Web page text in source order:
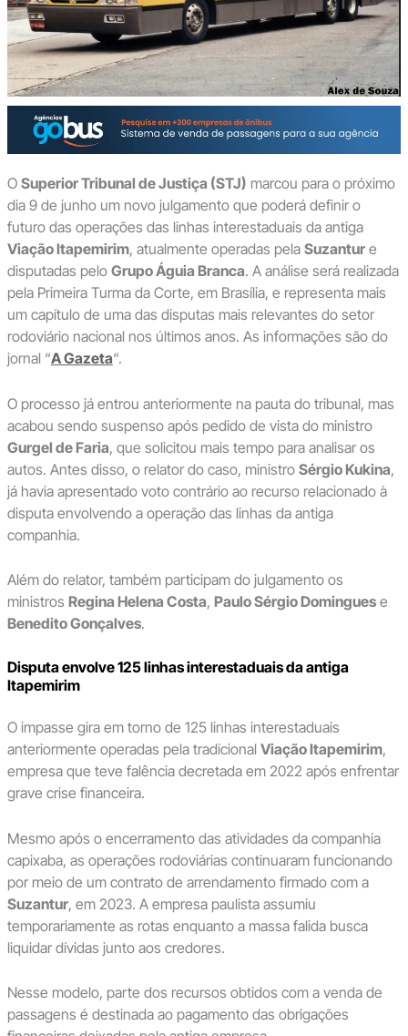
O Superior Tribunal de Justiça (STJ) marcou para o próximo
dia 9 de junho um novo julgamento que poderá definir o
futuro das operações das linhas interestaduais da antiga
Viação Itapemirim, atualmente operadas pela Suzanture
disputadas pelo Grupo Águia Branca. A análise será realizada
pela Primeira Turma da Corte, em Brasília, e representa mais
um capítulo de uma das disputas mais relevantes do setor
rodoviário nacional nos últimos anos. As informações são do
jornal “A Gazeta“.
O processo já entrou anteriormente na pauta do tribunal, mas
acabou sendo suspenso após pedido de vista do ministro
Gurgel de Faria, que solicitou mais tempo para analisar os
autos. Antes disso, o relator do caso, ministro Sérgio Kukina,
já havia apresentado voto contrário ao recurso relacionado à
disputa envolvendo a operação das linhas da antiga
companhia.
Além do relator, também participam do julgamento os
ministros Regina Helena Costa, Paulo Sérgio Dominguese
Benedito Gonçalves.
Disputa envolve 125 linhas interestaduais da antiga
Itapemirim
O impasse gira em torno de 125 linhas interestaduais
anteriormente operadas pela tradicional Viação Itapemirim,
empresa que teve falência decretada em 2022 após enfrentar
grave crise financeira.
Mesmo após o encerramento das atividades da companhia
capixaba, as operações rodoviárias continuaram funcionando
por meio de um contrato de arrendamento firmado com a
Suzantur, em 2023. A empresa paulista assumiu
temporariamente as rotas enquanto a massa falida busca
liquidar dívidas junto aos credores.
Nesse modelo, parte dos recursos obtidos com a venda de
passagens é destinada ao pagamento das obrigações